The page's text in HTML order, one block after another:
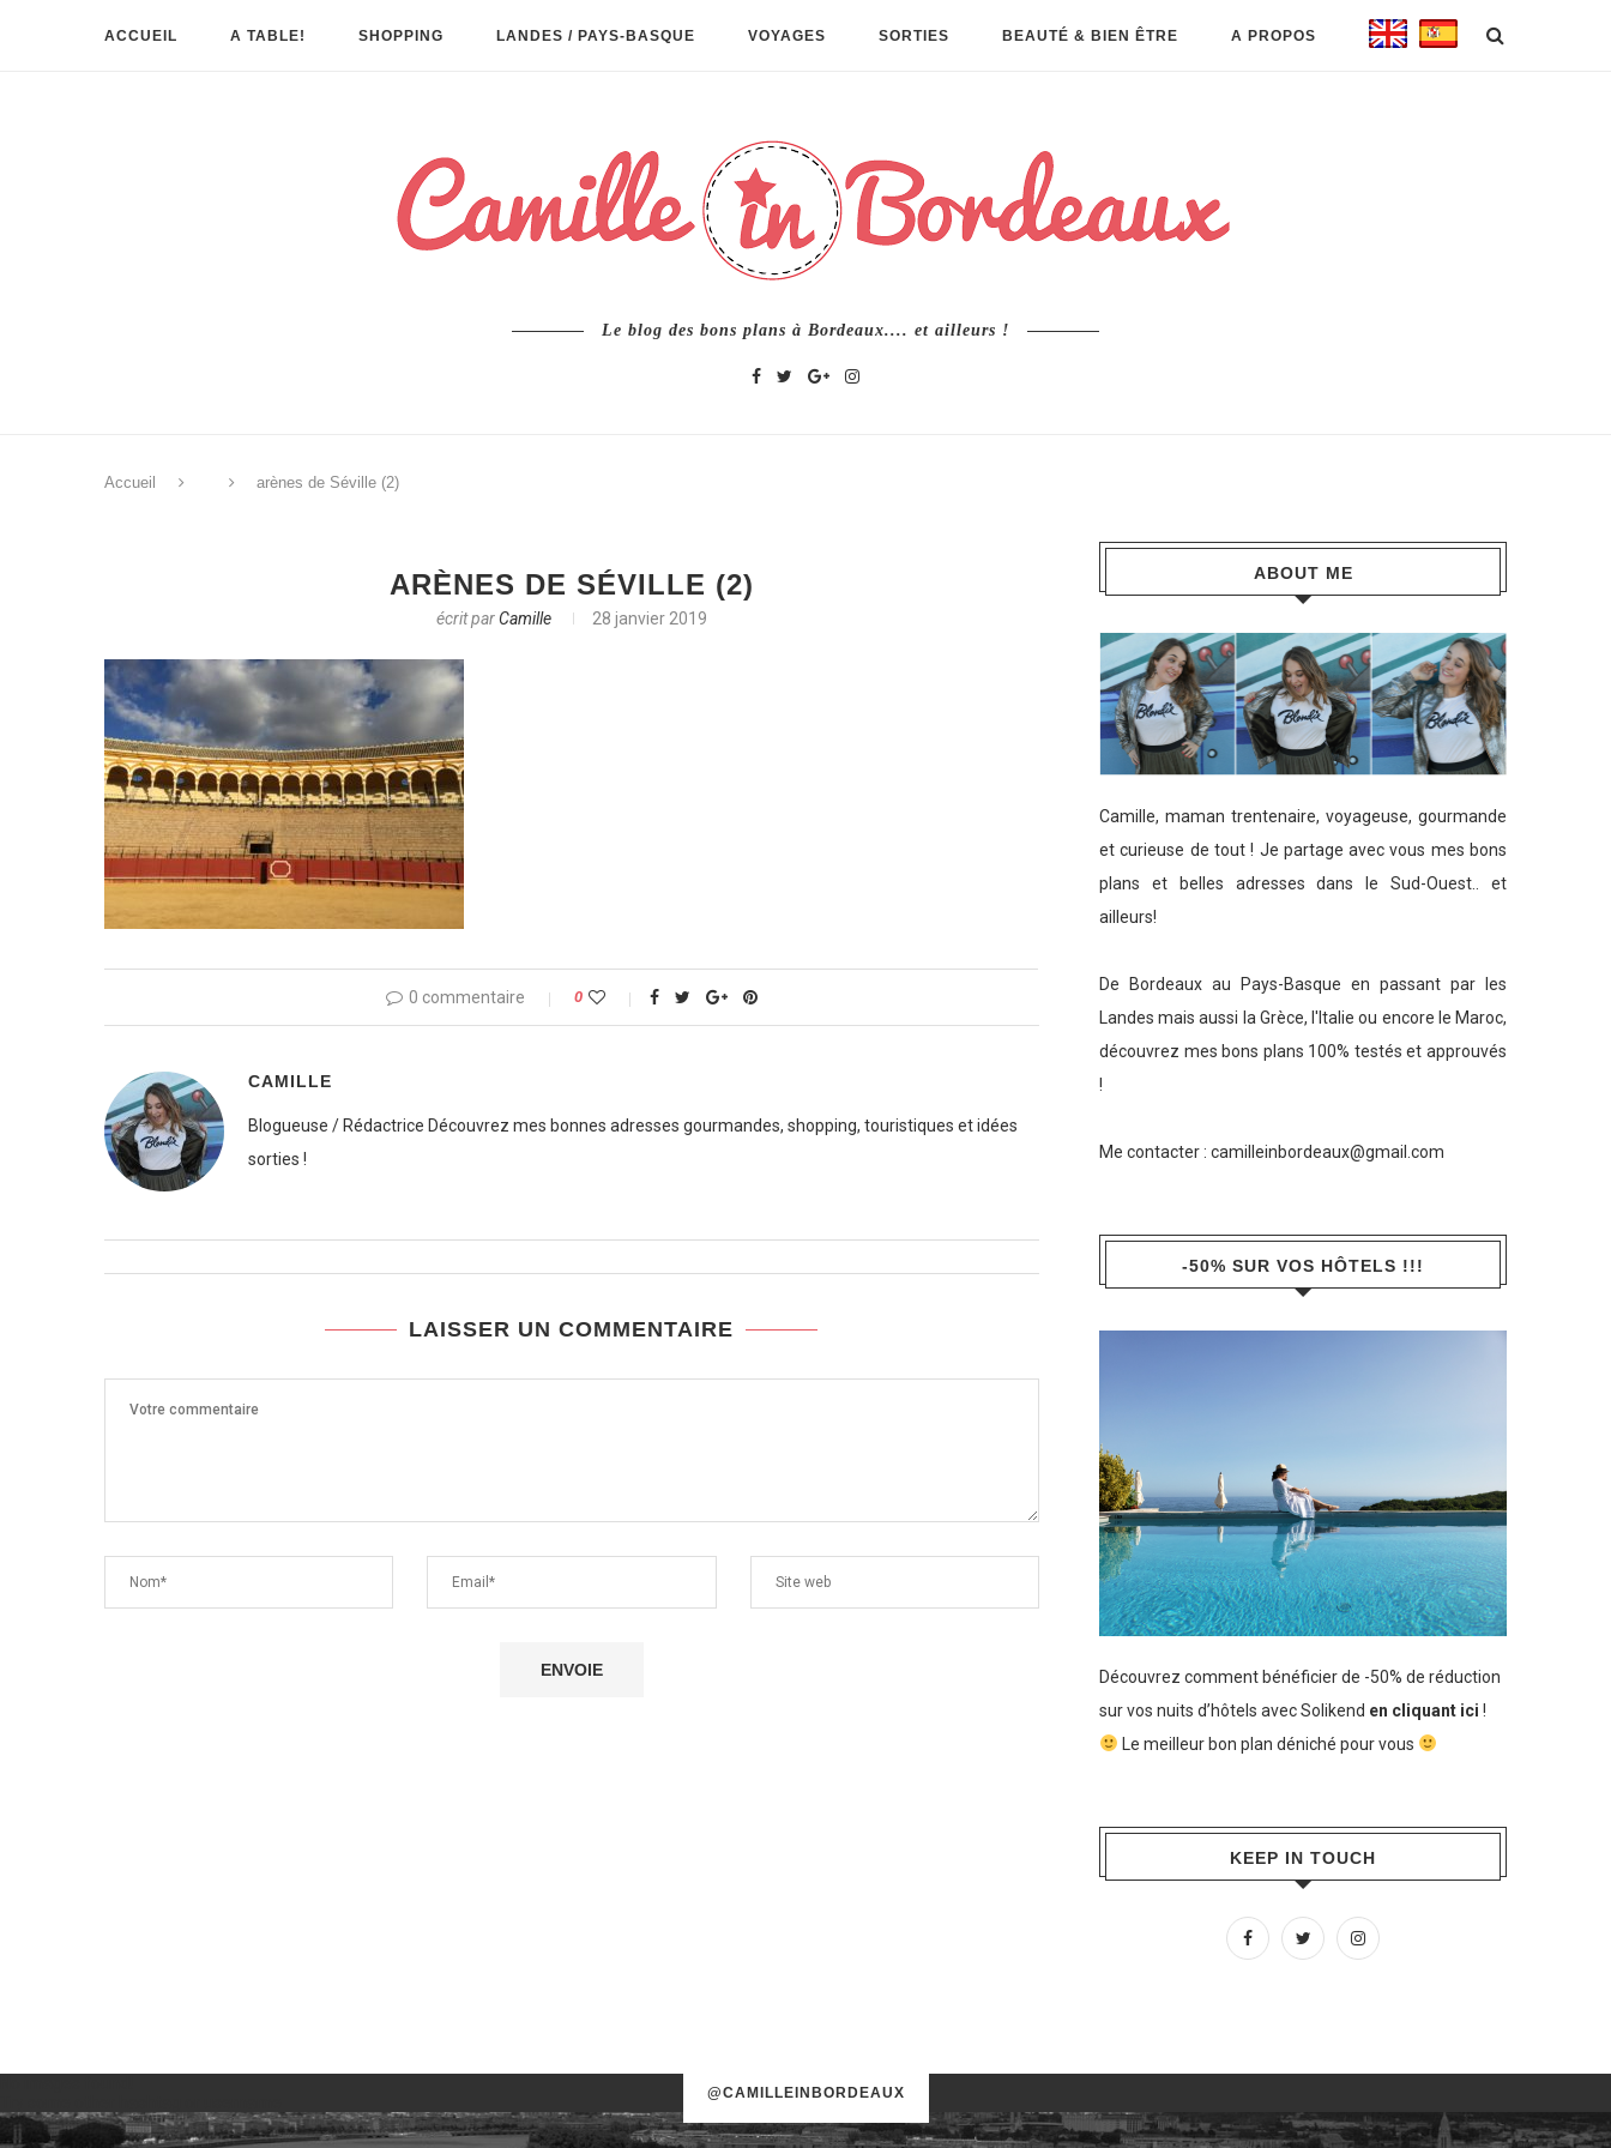
ACCUEIL A TABLE! SHOPPING LANDES / PAYS-BASQUE VOYAGES SORTIES BEAUTÉ & BIEN ÊTRE A PROPOS
Le blog des bons plans à Bordeaux.... et ailleurs !
Accueil arènes de Séville (2)
ARÈNES DE SÉVILLE (2)
écrit parCamille 28 janvier 2019
0 commentaire 0
CAMILLE
Blogueuse / Rédactrice Découvrez mes bonnes adresses gourmandes, shopping, touristiques et idées
sorties !
LAISSER UN COMMENTAIRE
ABOUT ME
Camille, maman trentenaire, voyageuse, gourmande
et curieuse de tout ! Je partage avec vous mes bons
plans et belles adresses dans le Sud-Ouest.. et
ailleurs!
De Bordeaux au Pays-Basque en passant par les
Landes mais aussi la Grèce, l'Italie ou encore le Maroc,
découvrez mes bons plans 100% testés et approuvés
!
Me contacter : camilleinbordeaux@gmail.com
-50% SUR VOS HÔTELS !!!
Découvrez comment bénéficier de -50% de réduction
sur vos nuits d’hôtels avec Solikend en cliquant ici !
Le meilleur bon plan déniché pour vous
KEEP IN TOUCH
@CAMILLEINBORDEAUX